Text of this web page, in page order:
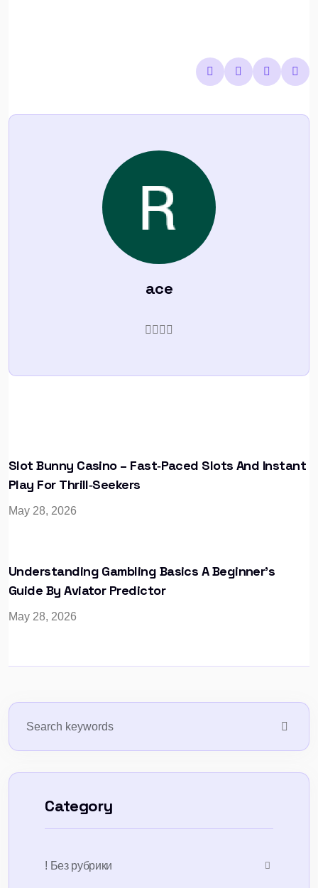
ace
Slot Bunny Casino – Fast‑Paced Slots And Instant
Play For Thrill‑Seekers
May 28, 2026
Understanding Gambling Basics A Beginner's
Guide By Aviator Predictor
May 28, 2026
Category
! Без рубрики